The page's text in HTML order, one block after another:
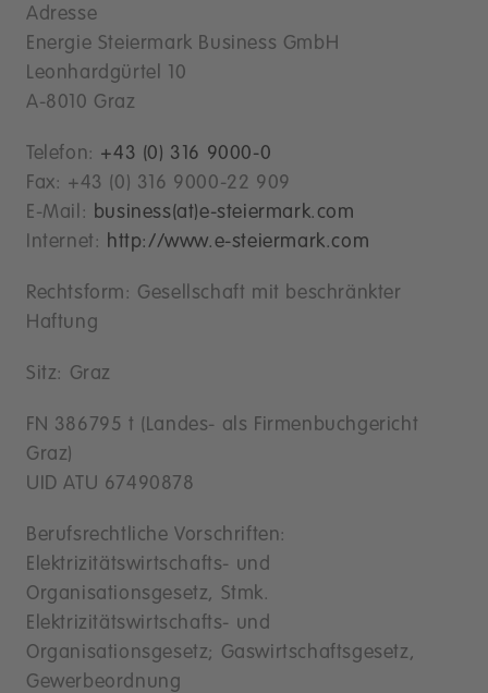
Adresse
Energie Steiermark Business GmbH
Leonhardgürtel 10
A-8010 Graz
Telefon: +43 (0) 316 9000-0
Fax: +43 (0) 316 9000-22 909
E-Mail: business(at)e-steiermark.com
Internet: http://www.e-steiermark.com
Rechtsform: Gesellschaft mit beschränkter
Haftung
Sitz: Graz
FN 386795 t (Landes- als Firmenbuchgericht
Graz)
UID ATU 67490878
Berufsrechtliche Vorschriften:
Elektrizitätswirtschafts- und
Organisationsgesetz, Stmk.
Elektrizitätswirtschafts- und
Organisationsgesetz; Gaswirtschaftsgesetz,
Gewerbeordnung